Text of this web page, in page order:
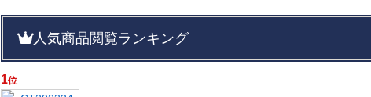
人気商品閲覧ランキング
1位